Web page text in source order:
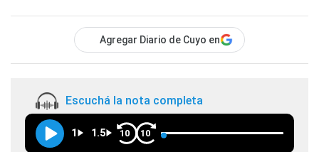
Agregar Diario de Cuyo en
Escuchá la nota completa
1 1.5 10 10